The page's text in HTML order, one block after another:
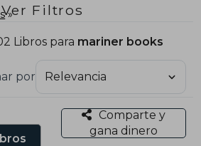
Ver Filtros
Libros para mariner books
por
Comparte y
gana dinero